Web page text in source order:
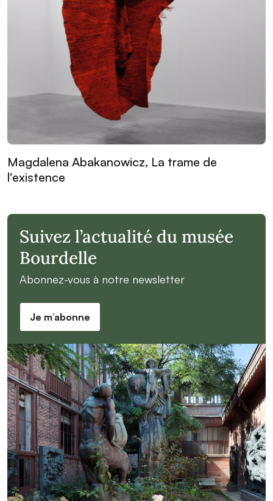
Magdalena Abakanowicz, La trame de
l'existence
Suivez l’actualité du musée
Bourdelle
Abonnez-vous à notre newsletter
Je m’abonne